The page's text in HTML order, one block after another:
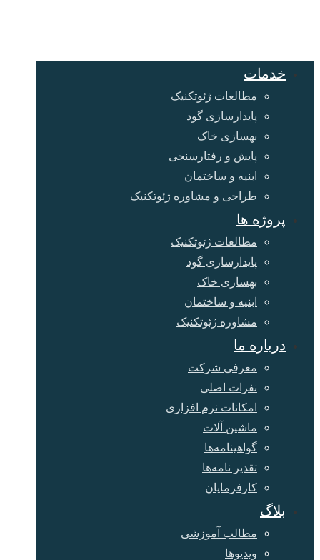
خدمات
مطالعات ژئوتکنیک
پایدارسازی گود
بهسازی خاک
پایش و رفتارسنجی
ابنیه و ساختمان
طراحی و مشاوره ژئوتکنیک
پروژه ها
مطالعات ژئوتکنیک
پایدارسازی گود
بهسازی خاک
ابنیه و ساختمان
مشاوره ژئوتکنیک
درباره ما
معرفی شرکت
نفرات اصلی
امکانات نرم افزاری
ماشین آلات
گواهینامه‌ها
تقدیر نامه‌ها
کارفرمایان
بلاگ
مطالب آموزشی
ویدیوها